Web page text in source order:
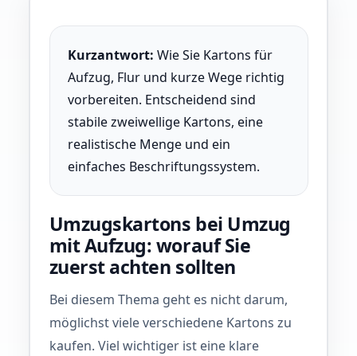
Kurzantwort: Wie Sie Kartons für
Aufzug, Flur und kurze Wege richtig
vorbereiten. Entscheidend sind
stabile zweiwellige Kartons, eine
realistische Menge und ein
einfaches Beschriftungssystem.
Umzugskartons bei Umzug
mit Aufzug: worauf Sie
zuerst achten sollten
Bei diesem Thema geht es nicht darum,
möglichst viele verschiedene Kartons zu
kaufen. Viel wichtiger ist eine klare